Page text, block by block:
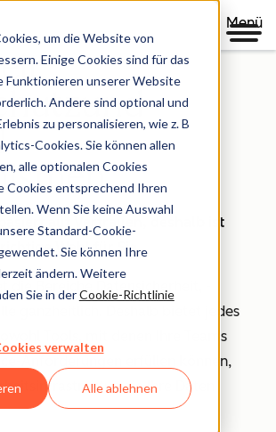
um die Website von
Einige Cookies sind für das
Funktionieren unserer Website
Andere sind optional und
zu personalisieren, wie z. B
Cookies. Sie können allen
alle optionalen Cookies
Cookies entsprechend Ihren
Wenn Sie keine Auswahl
Standard-Cookie-
Sie können Ihre
ändern. Weitere
Sie in derCookie-Richtlinie
verwalten
Alle ablehnen
Menü
auf Vertrauen, deshalb ist
richtige Wahl für Sie.
die Bereiche Datensicherheit, -
ganzheitlich. Deshalb bietet jedes
Tools, mit denen Ihre Teams
Anforderungen erfüllen können,
die Ihre Daten